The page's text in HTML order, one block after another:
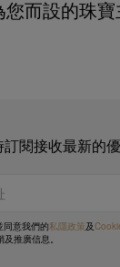
您而設的珠
訂閱接收最新的
同意我們的私隱政策及
推廣信息。